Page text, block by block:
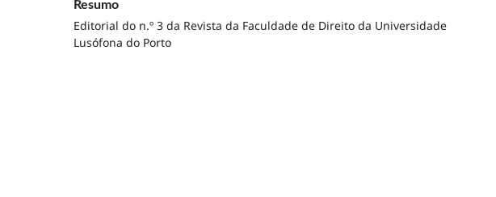
Resumo
Editorial do n.º 3 da Revista da Faculdade de Direito da Universidade
Lusófona do Porto